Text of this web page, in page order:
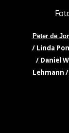
Peter de
/ Linda
/ Daniel
Lehmann